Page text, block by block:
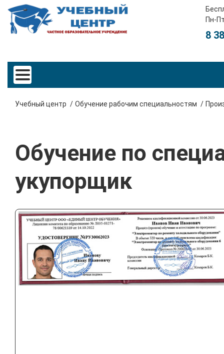
Пн-
8
Учебный центр Обучение рабочим специальностям
Обучение по
укупорщик